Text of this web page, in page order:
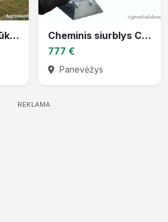
Parduodu žemės ūkio techniką
Cheminis siurblys CTP-30 varomas traktoriaus darbiniu velenu
777 €
Panevėžys
REKLAMA